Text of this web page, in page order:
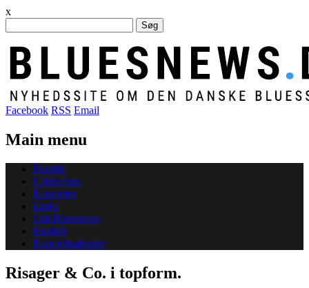
x
efter:
Facebook RSS Email
Main menu
Skip
content
Forside
Udgivelser
Koncerter
Links
Om Bluesnews
English
Koncertkalender
Risager & Co. i topform.